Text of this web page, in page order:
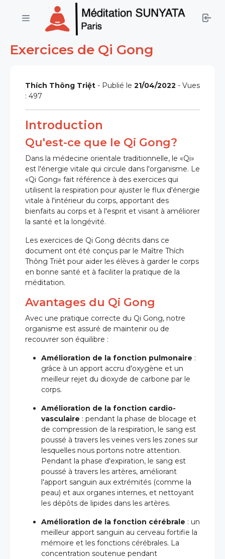
Exercices de Qi Gong
Thích Thông Triệt - Publié le 21/04/2022 - Vues
: 497
Introduction
Qu'est-ce que le Qi Gong?
Dans la médecine orientale traditionnelle, le «Qi»
est l'énergie vitale qui circule dans l'organisme. Le
«Qi Gong» fait référence à des exercices qui
utilisent la respiration pour ajuster le flux d'énergie
vitale à l'intérieur du corps, apportant des
bienfaits au corps et à l'esprit et visant à améliorer
la santé et la longévité.
Les exercices de Qi Gong décrits dans ce
document ont été conçus par le Maître Thích
Thông Triêt pour aider les élèves à garder le corps
en bonne santé et à faciliter la pratique de la
méditation.
Avantages du Qi Gong
Avec une pratique correcte du Qi Gong, notre
organisme est assuré de maintenir ou de
recouvrer son équilibre :
Amélioration de la fonction pulmonaire :
grâce à un apport accru d'oxygène et un
meilleur rejet du dioxyde de carbone par le
corps.
Amélioration de la fonction cardio-
vasculaire : pendant la phase de blocage et
de compression de la respiration, le sang est
poussé à travers les veines vers les zones sur
lesquelles nous portons notre attention.
Pendant la phase d'expiration, le sang est
poussé à travers les artères, améliorant
l'apport sanguin aux extrémités (comme la
peau) et aux organes internes, et nettoyant
les dépôts de lipides dans les artères.
Amélioration de la fonction cérébrale : un
meilleur apport sanguin au cerveau fortifie la
mémoire et les fonctions cérébrales. La
concentration soutenue pendant